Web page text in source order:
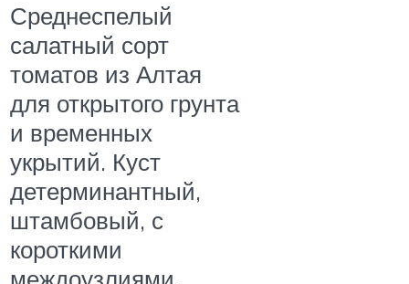
Среднеспелый
салатный сорт
томатов из Алтая
для открытого грунта
и временных
укрытий. Куст
детерминантный,
штамбовый, с
короткими